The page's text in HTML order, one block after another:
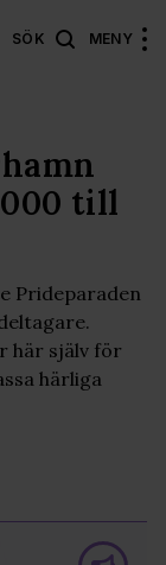
SÖK MENY
till
Prideparaden
här själv för
härliga